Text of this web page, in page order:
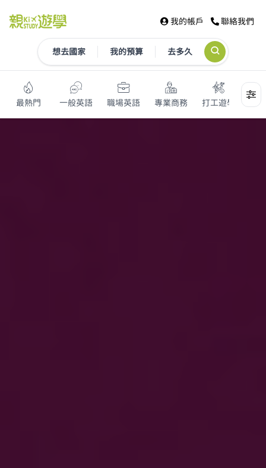
想去國家 我的預算 去多久
我的帳戶 聯絡我們
最熱門 一般英語 職場英語 專業商務 打工遊學 打